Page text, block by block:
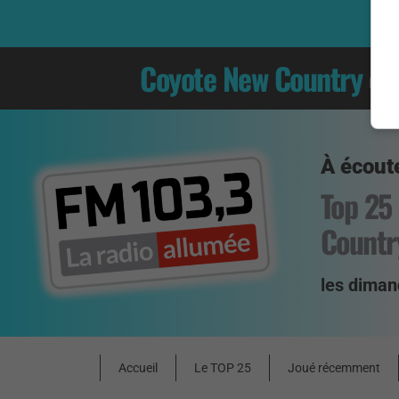
Coyote New Country
À
Top
les
Accueil Le TOP 25 Joué récemment